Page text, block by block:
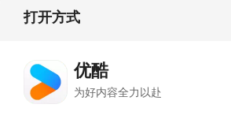
打开方式
优酷
为好内容全力以赴